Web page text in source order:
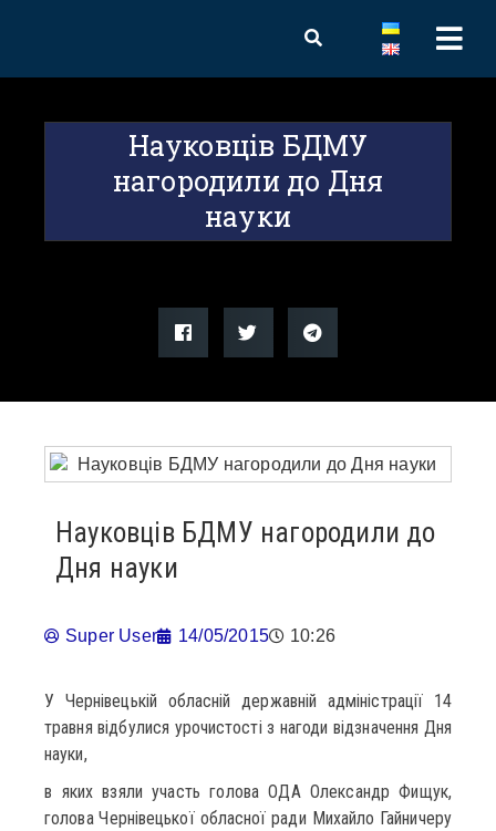
Науковців БДМУ
нагородили до Дня
науки
Науковців БДМУ нагородили до
Дня науки
Super User 14/05/2015 10:26
У Чернівецькій обласній державній адміністрації 14
травня відбулися урочистості з нагоди відзначення Дня
науки,
в яких взяли участь голова ОДА Олександр Фищук,
голова Чернівецької обласної ради Михайло Гайничеру